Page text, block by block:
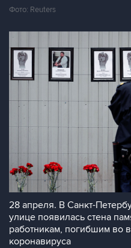
Фото: Reuters
28 апреля. В Санкт-
улице появилась стена
работникам, погибшим во
коронавируса